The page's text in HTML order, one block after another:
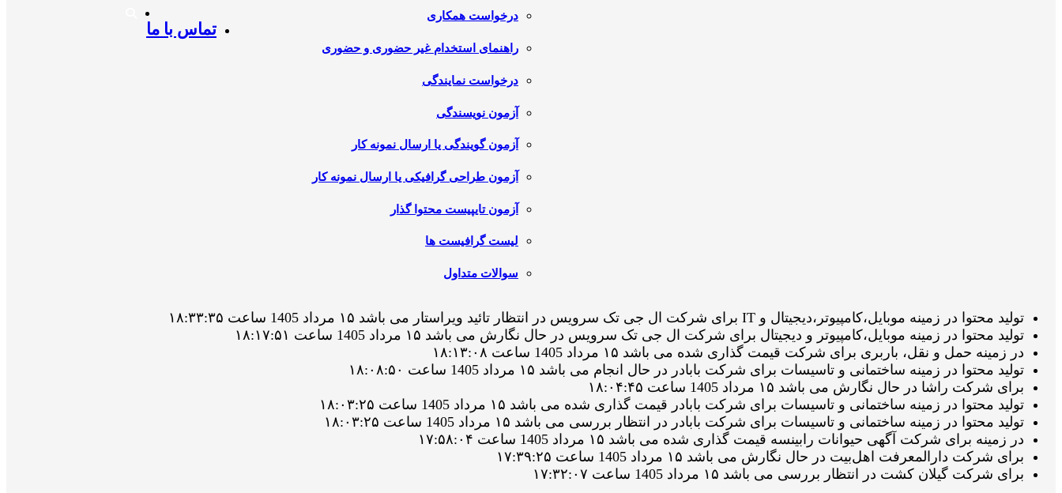
درخواست همکاری
راهنمای استخدام غیر حضوری و حضوری
درخواست نمایندگی
آزمون نویسندگی
آزمون گویندگی یا ارسال نمونه کار
آزمون طراحی گرافیکی یا ارسال نمونه کار
آزمون تایپیست محتوا گذار
لیست گرافیست ها
سوالات متداول
تماس با ما
تولید محتوا در زمینه موبایل،کامپیوتر،دیجیتال و IT برای شرکت ال جی تک سرویس در انتظار تائید ویراستار می باشد ۱۵ مرداد 1405 ساعت ۱۸:۳۳:۳۵
تولید محتوا در زمینه موبایل،کامپیوتر و دیجیتال برای شرکت ال جی تک سرویس در حال نگارش می باشد ۱۵ مرداد 1405 ساعت ۱۸:۱۷:۵۱
در زمینه حمل و نقل، باربری برای شرکت قیمت گذاری شده می باشد ۱۵ مرداد 1405 ساعت ۱۸:۱۳:۰۸
تولید محتوا در زمینه ساختمانی و تاسیسات برای شرکت بابادر در حال انجام می باشد ۱۵ مرداد 1405 ساعت ۱۸:۰۸:۵۰
برای شرکت راشا در حال نگارش می باشد ۱۵ مرداد 1405 ساعت ۱۸:۰۴:۴۵
تولید محتوا در زمینه ساختمانی و تاسیسات برای شرکت بابادر قیمت گذاری شده می باشد ۱۵ مرداد 1405 ساعت ۱۸:۰۳:۲۵
تولید محتوا در زمینه ساختمانی و تاسیسات برای شرکت بابادر در انتظار بررسی می باشد ۱۵ مرداد 1405 ساعت ۱۸:۰۳:۲۵
در زمینه برای شرکت آگهی حیوانات رابینسه قیمت گذاری شده می باشد ۱۵ مرداد 1405 ساعت ۱۷:۵۸:۰۴
برای شرکت دارالمعرفت اهل‌بیت در حال نگارش می باشد ۱۵ مرداد 1405 ساعت ۱۷:۳۹:۲۵
برای شرکت گیلان کشت در انتظار بررسی می باشد ۱۵ مرداد 1405 ساعت ۱۷:۳۲:۰۷